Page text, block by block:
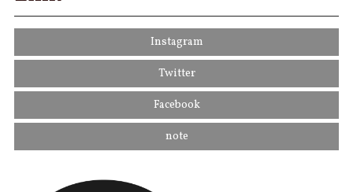
Instagram
Twitter
Facebook
note